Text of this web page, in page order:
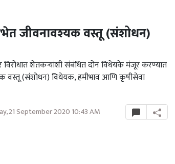
जीवनावश्यक वस्तू (संशोधन)
विरोधात शेतकऱ्यांशी संबंधित दोन विधेयके मंजूर करण्यात
वस्तू (संशोधन) विधेयक, हमीभाव आणि कृषीसेवा
21 September 2020 10:43 AM